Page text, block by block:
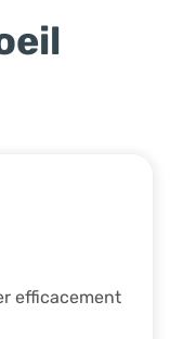
efficacement